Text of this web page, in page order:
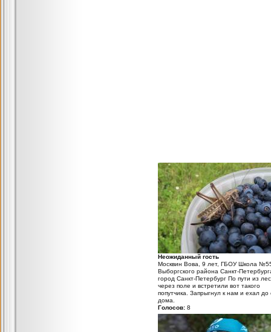
Неожиданный гость
Москвин Вова, 9 лет, ГБОУ Школа
Выборгского района Санкт-
город Санкт-Петербург По пути из
через поле и встретили вот такого
попутчика. Запрыгнул к нам и ехал до
дома.
Голосов: 8